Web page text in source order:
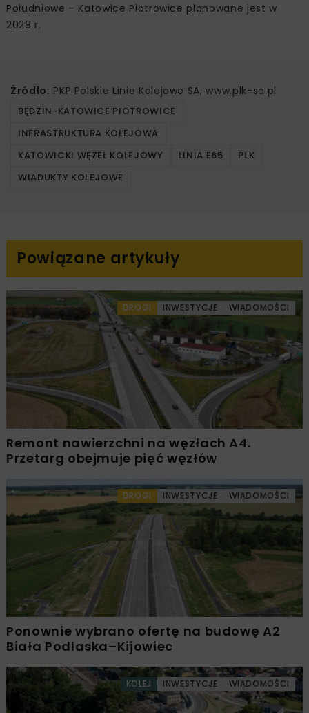
Południowe – Katowice Piotrowice planowane jest w
2028 r.
Źródło: PKP Polskie Linie Kolejowe SA, www.plk-sa.pl
BĘDZIN-KATOWICE PIOTROWICE
INFRASTRUKTURA KOLEJOWA
KATOWICKI WĘZEŁ KOLEJOWY
LINIA E65
PLK
WIADUKTY KOLEJOWE
Powiązane artykuły
DROGI INWESTYCJE WIADOMOŚCI
Remont nawierzchni na węzłach A4.
Przetarg obejmuje pięć węzłów
DROGI INWESTYCJE WIADOMOŚCI
Ponownie wybrano ofertę na budowę A2
Biała Podlaska–Kijowiec
KOLEJ INWESTYCJE WIADOMOŚCI